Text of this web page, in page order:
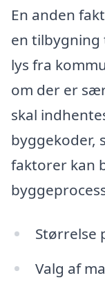
En anden
en tilbygning
lys fra
om der er
skal
byggekoder,
faktorer kan
Størrelse
Valg af